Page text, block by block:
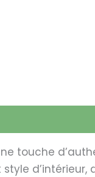
touche
d’intérieur,